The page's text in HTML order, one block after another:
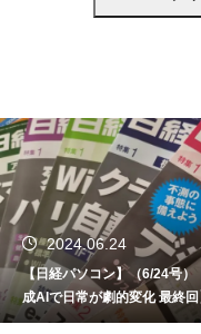
2024.06.24
【日経パソコン】（6/24号）
成AIで日常が劇的変化 最終
I時代のアプリケーション／